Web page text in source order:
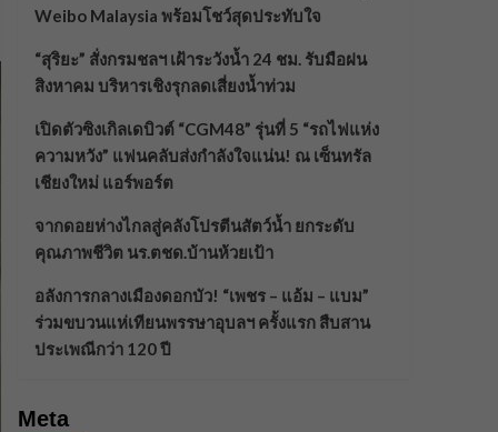
Weibo Malaysia พร้อมโชว์สุดประทับใจ
“สุริยะ” สั่งกรมชลฯ เฝ้าระวังน้ำ 24 ชม. รับมือฝน
สิงหาคม บริหารเชิงรุกลดเสี่ยงน้ำท่วม
เปิดตัวซิงเกิลเดบิวต์ “CGM48” รุ่นที่ 5 “รถไฟแห่ง
ความหวัง” แฟนคลับส่งกำลังใจแน่น! ณ เซ็นทรัล
เชียงใหม่ แอร์พอร์ต
จากดอยห่างไกลสู่คลังโปรตีนสัตว์น้ำ ยกระดับ
คุณภาพชีวิต นร.ตชด.บ้านห้วยเป้า
อลังการกลางเมืองดอกบัว! “เพชร – แอ้ม – แบม”
ร่วมขบวนแห่เทียนพรรษาอุบลฯ ครั้งแรก สืบสาน
ประเพณีกว่า 120 ปี
Meta